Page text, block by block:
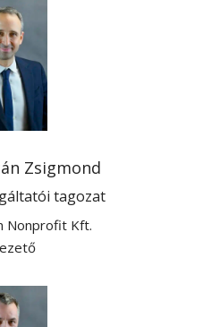
Zsigmond
tagozat
Nonprofit Kft.